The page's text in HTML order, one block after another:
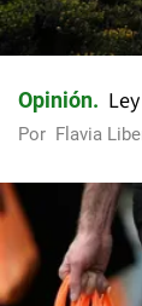
Opinión
Por Flavia